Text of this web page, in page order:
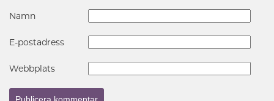
Namn
E-postadress
Webbplats